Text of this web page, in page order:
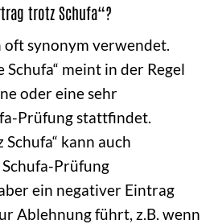
trotz Schufa“?
synonym verwendet.
meint in der Regel
oder eine sehr
Prüfung stattfindet.
kann auch
Prüfung
ein negativer Eintrag
Ablehnung führt, z.B. wenn